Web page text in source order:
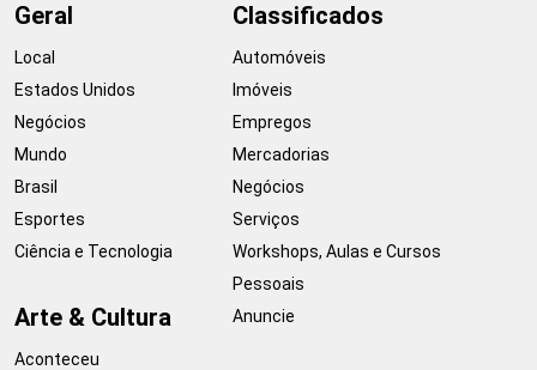
Geral
Local
Estados Unidos
Negócios
Mundo
Brasil
Esportes
Ciência e Tecnologia
Arte & Cultura
Aconteceu
Classificados
Automóveis
Imóveis
Empregos
Mercadorias
Negócios
Serviços
Workshops, Aulas e Cursos
Pessoais
Anuncie